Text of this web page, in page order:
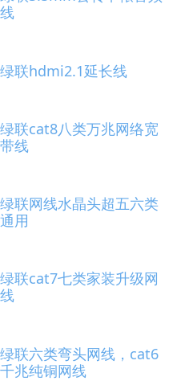
线
绿联hdmi2.1延长线
绿联cat8八类万兆网络宽
带线
绿联网线水晶头超五六类
通用
绿联cat7七类家装升级网
线
绿联六类弯头网线，cat6
千兆纯铜网线